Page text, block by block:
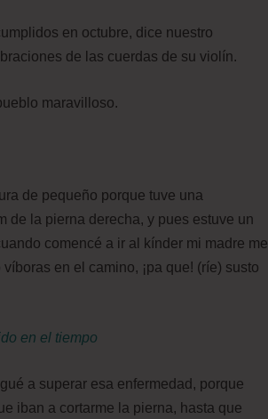
en octubre, dice nuestro
de las cuerdas de su violín.
maravilloso.
de pequeño porque tuve una
de la pierna derecha, y pues estuve un
comencé a ir al kínder mi madre me
en el camino, ¡pa que! (ríe) susto
en el tiempo
a superar esa enfermedad, porque
iban a cortarme la pierna, hasta que